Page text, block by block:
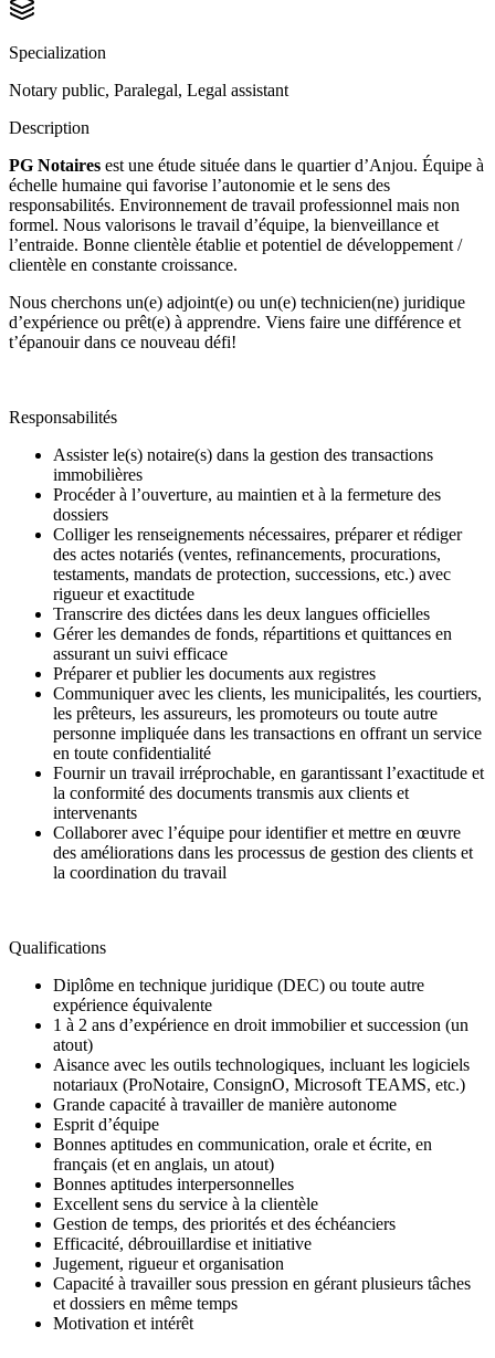
Specialization
Notary public, Paralegal, Legal assistant
Description
PG Notaires est une étude située dans le quartier d’Anjou. Équipe à
échelle humaine qui favorise l’autonomie et le sens des
responsabilités. Environnement de travail professionnel mais non
formel. Nous valorisons le travail d’équipe, la bienveillance et
l’entraide. Bonne clientèle établie et potentiel de développement /
clientèle en constante croissance.
Nous cherchons un(e) adjoint(e) ou un(e) technicien(ne) juridique
d’expérience ou prêt(e) à apprendre. Viens faire une différence et
t’épanouir dans ce nouveau défi!
Responsabilités
Assister le(s) notaire(s) dans la gestion des transactions
immobilières
Procéder à l’ouverture, au maintien et à la fermeture des
dossiers
Colliger les renseignements nécessaires, préparer et rédiger
des actes notariés (ventes, refinancements, procurations,
testaments, mandats de protection, successions, etc.) avec
rigueur et exactitude
Transcrire des dictées dans les deux langues officielles
Gérer les demandes de fonds, répartitions et quittances en
assurant un suivi efficace
Préparer et publier les documents aux registres
Communiquer avec les clients, les municipalités, les courtiers,
les prêteurs, les assureurs, les promoteurs ou toute autre
personne impliquée dans les transactions en offrant un service
en toute confidentialité
Fournir un travail irréprochable, en garantissant l’exactitude et
la conformité des documents transmis aux clients et
intervenants
Collaborer avec l’équipe pour identifier et mettre en œuvre
des améliorations dans les processus de gestion des clients et
la coordination du travail
Qualifications
Diplôme en technique juridique (DEC) ou toute autre
expérience équivalente
1 à 2 ans d’expérience en droit immobilier et succession (un
atout)
Aisance avec les outils technologiques, incluant les logiciels
notariaux (ProNotaire, ConsignO, Microsoft TEAMS, etc.)
Grande capacité à travailler de manière autonome
Esprit d’équipe
Bonnes aptitudes en communication, orale et écrite, en
français (et en anglais, un atout)
Bonnes aptitudes interpersonnelles
Excellent sens du service à la clientèle
Gestion de temps, des priorités et des échéanciers
Efficacité, débrouillardise et initiative
Jugement, rigueur et organisation
Capacité à travailler sous pression en gérant plusieurs tâches
et dossiers en même temps
Motivation et intérêt